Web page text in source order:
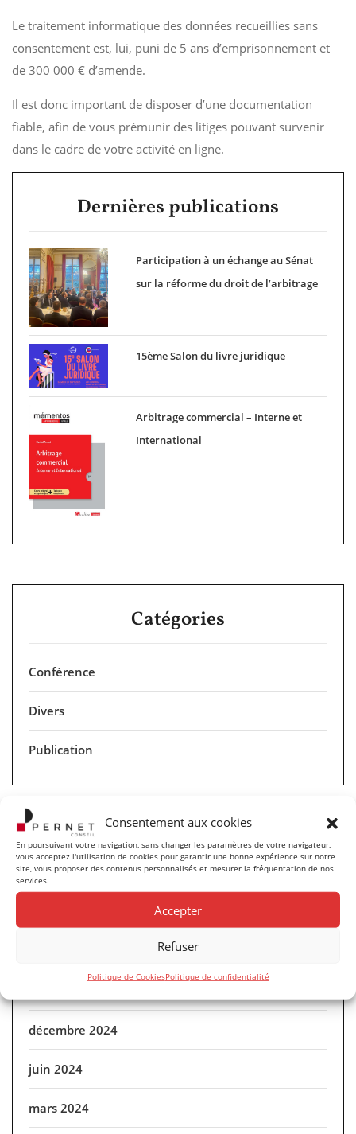
Consentement aux cookies
En poursuivant votre navigation, sans changer les paramètres de votre navigateur,
vous acceptez l'utilisation de cookies pour garantir une bonne expérience sur notre
site, vous proposer des contenus personnalisés et mesurer la fréquentation de nos
services.
Accepter
Refuser
Politique de CookiesPolitique de confidentialité
Le traitement informatique des données recueillies sans
consentement est, lui, puni de 5 ans d’emprisonnement et
de 300 000 € d’amende.
Il est donc important de disposer d’une documentation
fiable, afin de vous prémunir des litiges pouvant survenir
dans le cadre de votre activité en ligne.
Dernières publications
Participation à un échange au Sénat
sur la réforme du droit de l’arbitrage
15ème Salon du livre juridique
Arbitrage commercial – Interne et
International
Catégories
Conférence
Divers
Publication
Archives
décembre 2024
juin 2024
mars 2024